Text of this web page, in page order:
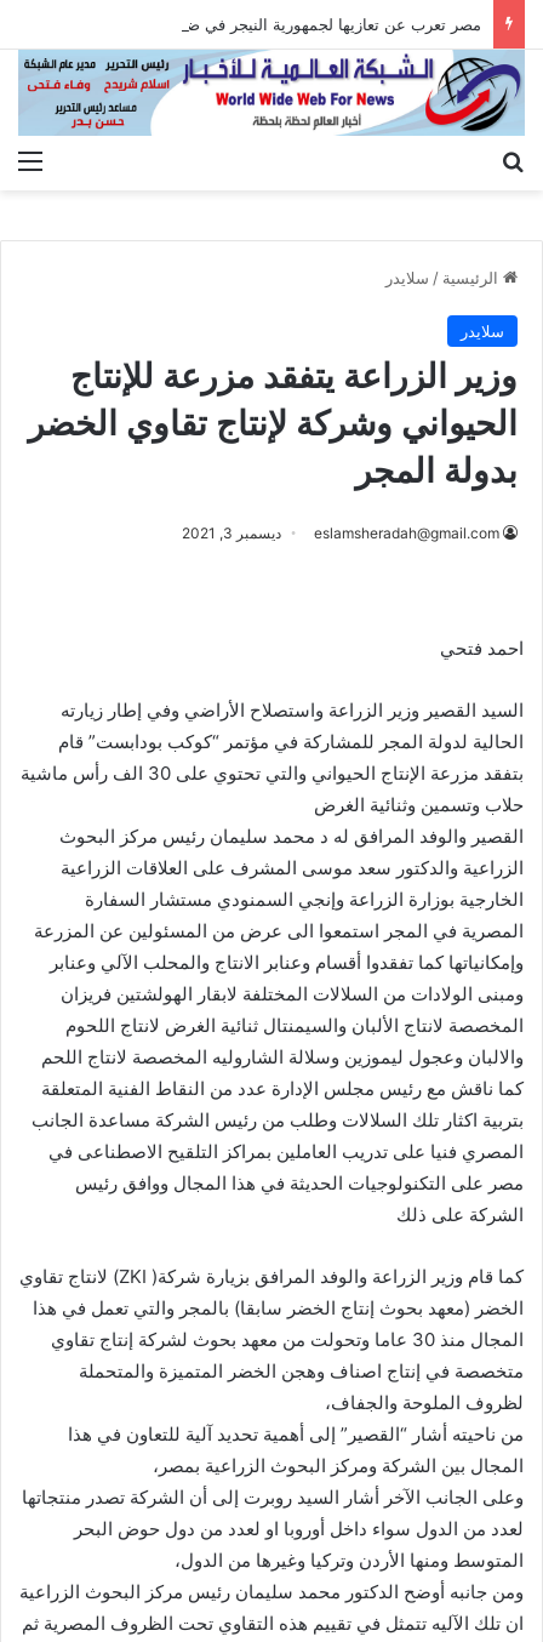
الرئيسية / سلايدر
سلايدر
وزير الزراعة يتفقد مزرعة للإنتاج
الحيواني وشركة لإنتاج تقاوي الخضر
بدولة المجر
eslamsheradah@gmail.com ديسمبر 3, 2021
احمد فتحي
السيد القصير وزير الزراعة واستصلاح الأراضي وفي إطار زيارته
الحالية لدولة المجر للمشاركة في مؤتمر “كوكب بودابست” قام
بتفقد مزرعة الإنتاج الحيواني والتي تحتوي على 30 الف رأس ماشية
حلاب وتسمين وثنائية الغرض
القصير والوفد المرافق له د محمد سليمان رئيس مركز البحوث
الزراعية والدكتور سعد موسى المشرف على العلاقات الزراعية
الخارجية بوزارة الزراعة وإنجي السمنودي مستشار السفارة
المصرية في المجر استمعوا الى عرض من المسئولين عن المزرعة
وإمكانياتها كما تفقدوا أقسام وعنابر الانتاج والمحلب الآلي وعنابر
ومبنى الولادات من السلالات المختلفة لابقار الهولشتين فريزان
المخصصة لانتاج الألبان والسيمنتال ثنائية الغرض لانتاج اللحوم
والالبان وعجول ليموزين وسلالة الشاروليه المخصصة لانتاج اللحم
كما ناقش مع رئيس مجلس الإدارة عدد من النقاط الفنية المتعلقة
بتربية اكثار تلك السلالات وطلب من رئيس الشركة مساعدة الجانب
المصري فنيا على تدريب العاملين بمراكز التلقيح الاصطناعى في
مصر على التكنولوجيات الحديثة في هذا المجال ووافق رئيس
الشركة على ذلك
كما قام وزير الزراعة والوفد المرافق بزيارة شركة( ZKI) لانتاج تقاوي
الخضر (معهد بحوث إنتاج الخضر سابقا) بالمجر والتي تعمل في هذا
المجال منذ 30 عاما وتحولت من معهد بحوث لشركة إنتاج تقاوي
متخصصة في إنتاج اصناف وهجن الخضر المتميزة والمتحملة
لظروف الملوحة والجفاف،
من ناحيته أشار “القصير” إلى أهمية تحديد آلية للتعاون في هذا
المجال بين الشركة ومركز البحوث الزراعية بمصر،
وعلى الجانب الآخر أشار السيد روبرت إلى أن الشركة تصدر منتجاتها
لعدد من الدول سواء داخل أوروبا او لعدد من دول حوض البحر
المتوسط ومنها الأردن وتركيا وغيرها من الدول،
ومن جانبه أوضح الدكتور محمد سليمان رئيس مركز البحوث الزراعية
ان تلك الآليه تتمثل في تقييم هذه التقاوي تحت الظروف المصرية ثم